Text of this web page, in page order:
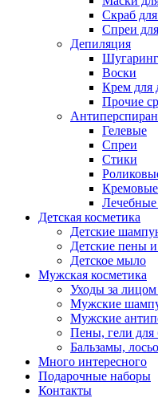
Скраб
Спреи
Депиляция
Шугаринг
Воски
Крем для
Прочие
Гелевые
Спреи
Стики
Детская косметика
Детские
Детские пены и
Детское мыло
Мужская косметика
Уходы за
Мужские
Мужские
Пены, гели для
Бальзамы,
Много интересного
Подарочные наборы
Контакты